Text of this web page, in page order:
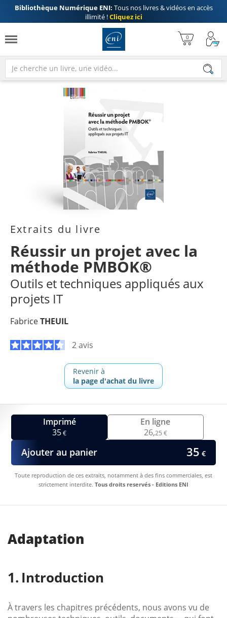
Bibliothèque Numérique ENI: Tous nos livres & vidéos en accès
illimité !Cliquez ici
Extraits du livre
Réussir un projet avec la
méthode PMBOK®
Outils et techniques appliqués aux
projets IT
FabriceTHEUIL
2 avis
Revenir à
la page d'achat du livre
Imprimé
35€
En ligne
26,25 €
Ajouter au panier 35 €
Toute reproduction de ces extraits, notamment à des fins commerciales, est
strictement interdite. Tous droits reservés - Editions ENI
Adaptation
Introduction
À travers les chapitres précédents, nous avons vu de